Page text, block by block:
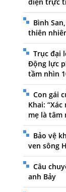
Bình
thiên
Trục đại
Động lực
tầm nhìn
Con gái
Khai:
mẹ là tâm
Bảo vệ
ven sông
Câu
anh Bảy